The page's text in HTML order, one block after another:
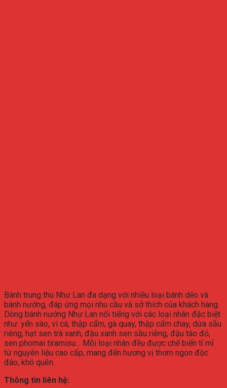
Bánh trung thu Như Lan đa dạng với nhiều loại bánh dẻo và
bánh nướng, đáp ứng mọi nhu cầu và sở thích của khách hàng.
Dòng bánh nướng Như Lan nổi tiếng với các loại nhân đặc biệt
như: yến sào, vi cá, thập cẩm, gà quay, thập cẩm chay, dừa sầu
riêng, hạt sen trà xanh, đậu xanh sen sầu riêng, đậu táo đỏ,
sen phomai tiramisu… Mỗi loại nhân đều được chế biến tỉ mỉ
từ nguyên liệu cao cấp, mang đến hương vị thơm ngon độc
đáo, khó quên.
Thông tin liên hệ: